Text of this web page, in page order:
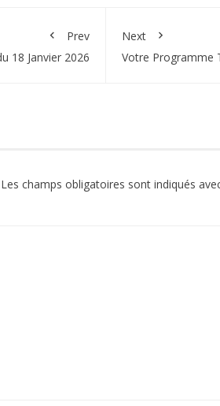
Prev
18 Janvier 2026
Next
Votre Programme
Les champs obligatoires sont indiqués